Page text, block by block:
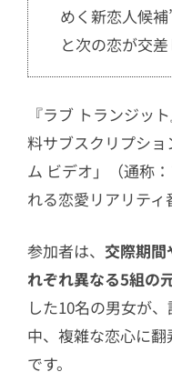
5.2エリカ×
ートでい
5.3ミヅキ×
第4話ネタバ
成立する恋
6.1 エリカ×
いた」
6.2 セカイ×
6.3スンギ
7第5話ネタバ
「皆に優し
めく新恋人候
と次の恋が交差
『ラブ トランジッ
料サブスクリプシ
ム ビデオ」（通称
れる恋愛リアリティ
参加者は、 交際期間
れぞれ異なる5組の
した10名の男女が
中、複雑な恋心に
です。